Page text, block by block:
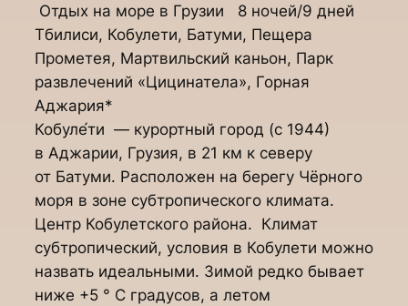
Отдых на море в Грузии 8 ночей/9 дней
Тбилиси, Кобулети, Батуми, Пещера
Прометея, Мартвильский каньон, Парк
развлечений «Цицинатела», Горная
Аджария*
Кобуле́ти — курортный город (с 1944)
в Аджарии, Грузия, в 21 км к северу
от Батуми. Расположен на берегу Чёрного
моря в зоне субтропического климата.
Центр Кобулетского района. Климат
субтропический, условия в Кобулети можно
назвать идеальными. Зимой редко бывает
ниже +5 ° С градусов, а летом